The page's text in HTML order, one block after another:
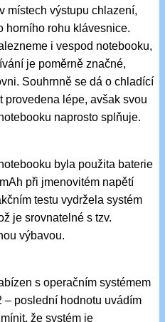
místech výstupu chlazení,
horního rohu klávesnice.
i vespod notebooku,
je poměrně značné,
Souhrnně se dá o chladící
provedena lépe, avšak svou
naprosto splňuje.
byla použita baterie
při jmenovitém napětí
testu vydržela systém
je srovnatelné s tzv.
výbavou.
s operačním systémem
poslední hodnotu uvádím
že systém je